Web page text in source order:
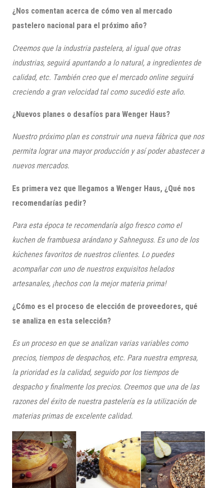
¿Nos comentan acerca de cómo ven al mercado
pastelero nacional para el próximo año?
Creemos que la industria pastelera, al igual que otras
industrias, seguirá apuntando a lo natural, a ingredientes de
calidad, etc. También creo que el mercado online seguirá
creciendo a gran velocidad tal como sucedió este año.
¿Nuevos planes o desafíos paraWenger Haus?
Nuestro próximo plan es construir una nueva fábrica que nos
permita lograr una mayor producción y así poder abastecer a
nuevos mercados.
Es primera vez que llegamos aWenger Haus, ¿Qué nos
recomendarías pedir?
Para esta época te recomendaría algo fresco como el
kuchende frambuesa arándano ySahneguss. Es uno de los
kúchenesfavoritos de nuestros clientes. Lo puedes
acompañar con uno de nuestrosexquisitos helados
artesanales, ¡hechos con la mejor materia prima!
¿Cómo es el proceso de elección de proveedores, qué
se analiza en esta selección?
Es un proceso en que se analizan varias variables como
precios, tiempos de despachos, etc. Para nuestra empresa,
la prioridad es la calidad, seguido por los tiempos de
despacho y finalmente los precios. Creemos que una de las
razones del éxito de nuestra pastelería es la utilización de
materias primas de excelente calidad.